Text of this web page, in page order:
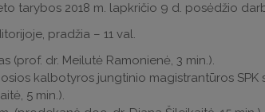
tarybos 2018 m. lapkričio 9 d. posėdžio
pradžia – 11 val.
(prof. dr. Meilutė Ramonienė, 3 min.).
kalbotyros jungtinio magistrantūros SPK
5 min.).